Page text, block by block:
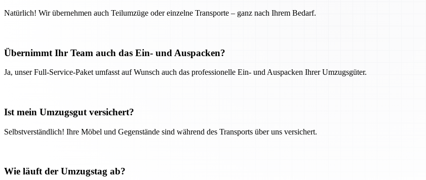
Natürlich! Wir übernehmen auch Teilumzüge oder einzelne Transporte – ganz nach Ihrem Bedarf.
Übernimmt Ihr Team auch das Ein- und Auspacken?
Ja, unser Full-Service-Paket umfasst auf Wunsch auch das professionelle Ein- und Auspacken Ihrer Umzugsgüter.
Ist mein Umzugsgut versichert?
Selbstverständlich! Ihre Möbel und Gegenstände sind während des Transports über uns versichert.
Wie läuft der Umzugstag ab?